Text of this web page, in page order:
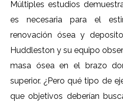
Múltiples estudios
es necesaria para el
renovación ósea y
Huddleston y su equipo
masa ósea en el brazo
superior. ¿Pero qué tipo de
que objetivos deberían